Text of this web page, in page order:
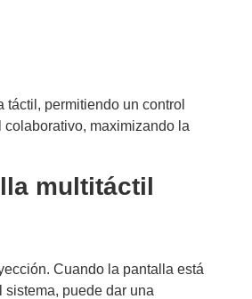
permitiendo un control
maximizando la
multitáctil
Cuando la pantalla está
puede dar una